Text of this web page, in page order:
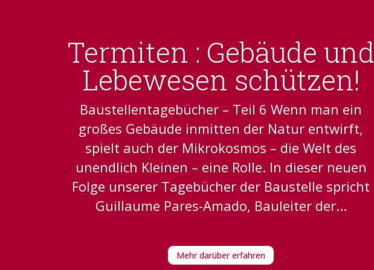
Termiten : Gebäude und
Lebewesen schützen!
Baustellentagebücher – Teil 6 Wenn man ein
großes Gebäude inmitten der Natur entwirft,
spielt auch der Mikrokosmos – die Welt des
unendlich Kleinen – eine Rolle. In dieser neuen
Folge unserer Tagebücher der Baustelle spricht
Guillaume Pares-Amado, Bauleiter der...
Mehr darüber erfahren